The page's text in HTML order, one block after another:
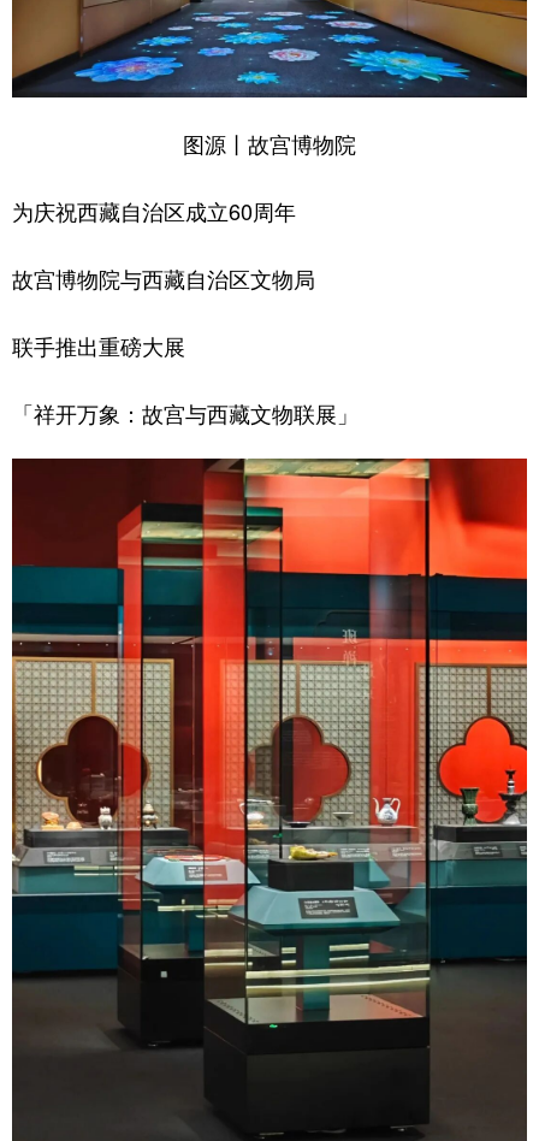
图源丨故宫博物院
为庆祝西藏自治区成立60周年
故宫博物院与西藏自治区文物局
联手推出重磅大展
「祥开万象：故宫与西藏文物联展」